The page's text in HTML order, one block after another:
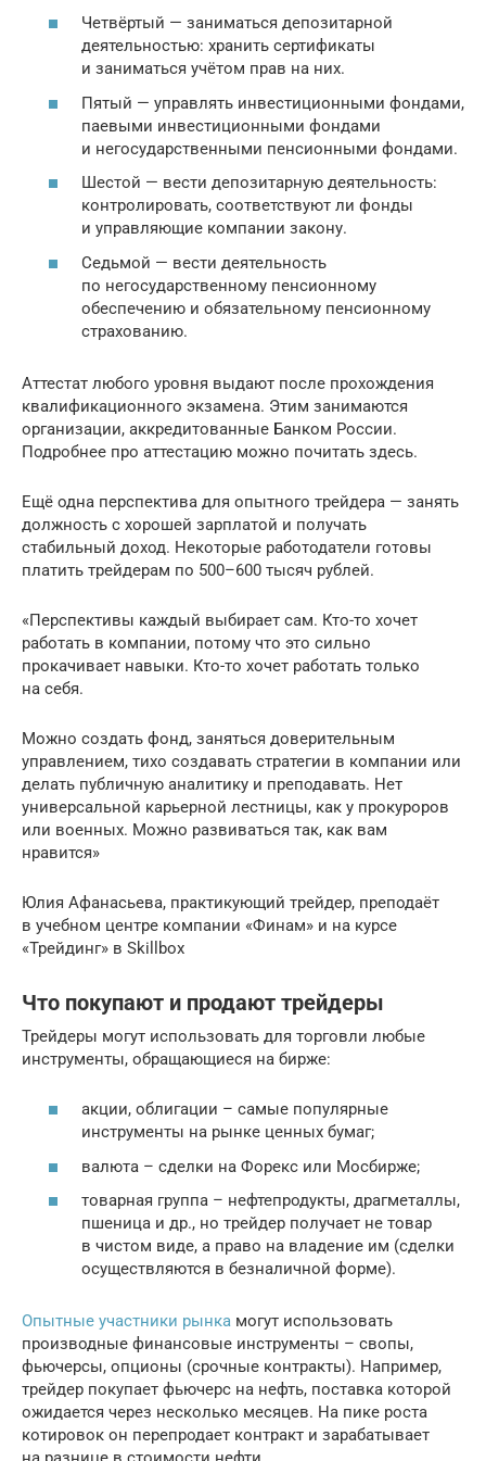
Четвёртый — заниматься депозитарной
деятельностью: хранить сертификаты
и заниматься учётом прав на них.
Пятый — управлять инвестиционными фондами,
паевыми инвестиционными фондами
и негосударственными пенсионными фондами.
Шестой — вести депозитарную деятельность:
контролировать, соответствуют ли фонды
и управляющие компании закону.
Седьмой — вести деятельность
по негосударственному пенсионному
обеспечению и обязательному пенсионному
страхованию.
Аттестат любого уровня выдают после прохождения
квалификационного экзамена. Этим занимаются
организации, аккредитованные Банком России.
Подробнее про аттестацию можно почитать здесь.
Ещё одна перспектива для опытного трейдера — занять
должность с хорошей зарплатой и получать
стабильный доход. Некоторые работодатели готовы
платить трейдерам по 500–600 тысяч рублей.
«Перспективы каждый выбирает сам. Кто-то хочет
работать в компании, потому что это сильно
прокачивает навыки. Кто-то хочет работать только
на себя.
Можно создать фонд, заняться доверительным
управлением, тихо создавать стратегии в компании или
делать публичную аналитику и преподавать. Нет
универсальной карьерной лестницы, как у прокуроров
или военных. Можно развиваться так, как вам
нравится»
Юлия Афанасьева, практикующий трейдер, преподаёт
в учебном центре компании «Финам» и на курсе
«Трейдинг» в Skillbox
Что покупают и продают трейдеры
Трейдеры могут использовать для торговли любые
инструменты, обращающиеся на бирже:
акции, облигации – самые популярные
инструменты на рынке ценных бумаг;
валюта – сделки на Форекс или Мосбирже;
товарная группа – нефтепродукты, драгметаллы,
пшеница и др., но трейдер получает не товар
в чистом виде, а право на владение им (сделки
осуществляются в безналичной форме).
Опытные участники рынка могут использовать
производные финансовые инструменты – свопы,
фьючерсы, опционы (срочные контракты). Например,
трейдер покупает фьючерс на нефть, поставка которой
ожидается через несколько месяцев. На пике роста
котировок он перепродает контракт и зарабатывает